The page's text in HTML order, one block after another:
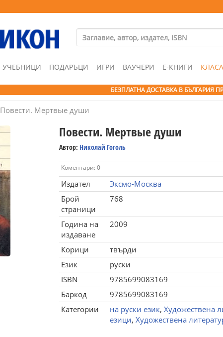
УЧЕБНИЦИ ПОДАРЪЦИ ИГРИ ВАУЧЕРИ Е-КНИГИ
БЕЗПЛАТНА ДОСТАВКА В БЪЛГАРИЯ
Повести. Мертвые души
Повести. Мертвые души
Автор: Николай Гоголь
Коментари: 0
Издател
Эксмо-Москва
Брой
страници
768
Година на
издаване
2009
Корици
твърди
Език
руски
ISBN
9785699083169
Баркод
9785699083169
Категории
на руски език, Художествена
езици, Художествена